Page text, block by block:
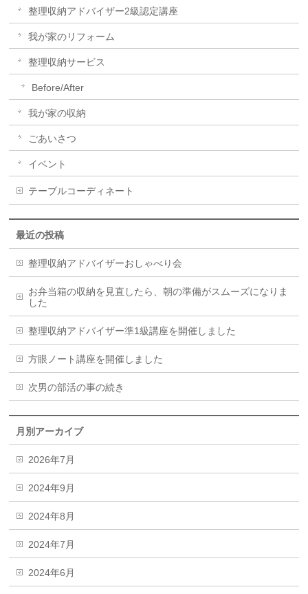
整理収納アドバイザー2級認定講座
我が家のリフォーム
整理収納サービス
Before/After
我が家の収納
ごあいさつ
イベント
テーブルコーディネート
最近の投稿
整理収納アドバイザーおしゃべり会
お弁当箱の収納を見直したら、朝の準備がスムーズになりま
した
整理収納アドバイザー準1級講座を開催しました
方眼ノート講座を開催しました
次男の部活の事の続き
月別アーカイブ
2026年7月
2024年9月
2024年8月
2024年7月
2024年6月